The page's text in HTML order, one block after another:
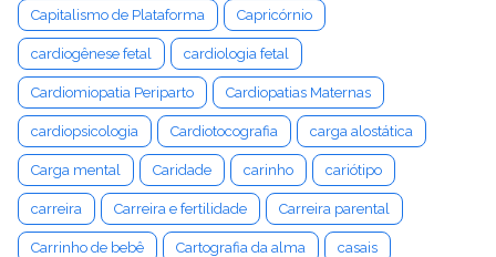
Capitalismo de Plataforma Capricórnio
cardiogênese fetal cardiologia fetal
Cardiomiopatia Periparto Cardiopatias Maternas
cardiopsicologia Cardiotocografia carga alostática
Carga mental Caridade carinho cariótipo
carreira Carreira e fertilidade Carreira parental
Carrinho de bebê Cartografia da alma casais